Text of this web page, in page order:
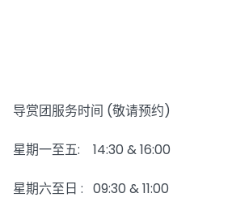
导赏团服务时间 (敬请预约)
星期一至五: 14:30 & 16:00
星期六至日 : 09:30 & 11:00